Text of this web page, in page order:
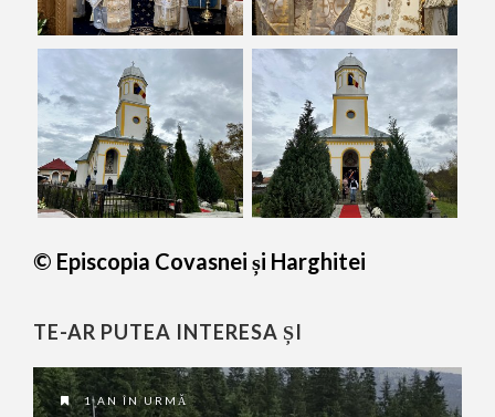
© Episcopia Covasnei și Harghitei
TE-AR PUTEA INTERESA ȘI
1 AN ÎN URMĂ